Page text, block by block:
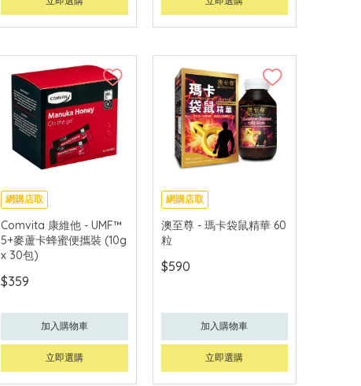
網購店取
Comvita 康維他 - UMF™
5+麥蘆卡蜂蜜便攜裝 (10g
x 30包)
$359
加入購物車
立即選購
網購店取
澳至尊 - 瑪卡袋鼠精華 60
粒
$590
加入購物車
立即選購